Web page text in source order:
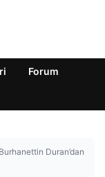
Forum
Duran’dan